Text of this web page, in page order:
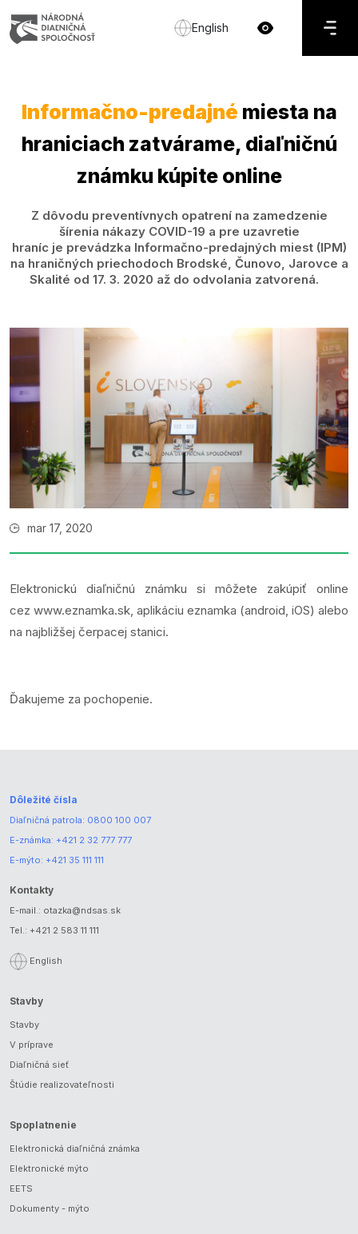
English
Informačno-predajné miesta na
hraniciach zatvárame, diaľničnú
známku kúpite online
Z dôvodu preventívnych opatrení na zamedzenie
šírenia nákazy COVID-19 a pre uzavretie
hraníc je prevádzka Informačno-predajných miest (IPM)
na hraničných priechodoch Brodské, Čunovo, Jarovce a
Skalité od 17. 3. 2020 až do odvolania zatvorená.
mar 17, 2020
Elektronickú diaľničnú známku si môžete zakúpiť online
cez www.eznamka.sk , aplikáciu eznamka (android, iOS) alebo
na najbližšej čerpacej stanici.
Ďakujeme za pochopenie.
Dôležité čísla
Diaľničná patrola: 0800 100 007
E-známka: +421 2 32 777 777
E-mýto: +421 35 111 111
Kontakty
E-mail.: otazka@ndsas.sk
Tel.: +421 2 583 11 111
English
Stavby
Stavby
V príprave
Diaľničná sieť
Štúdie realizovateľnosti
Spoplatnenie
Elektronická diaľničná známka
Elektronické mýto
EETS
Dokumenty - mýto